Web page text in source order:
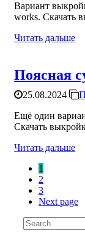
Вариант
works. Скачать
Читать дальше
Поясная
25.08.2024
Ещё один
Скачать
Читать дальше
Пагинация
записей
1
2
3
Next page
Search
for: